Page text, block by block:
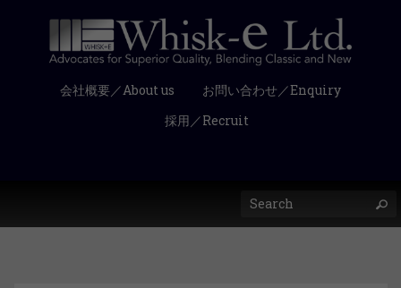
会社概要／About us
お問い合わせ／Enquiry
採用／Recruit